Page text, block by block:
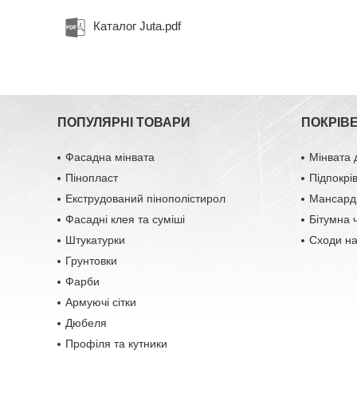
Каталог Juta.pdf
ПОПУЛЯРНІ ТОВАРИ
Фасадна мінвата
Пінопласт
Екструдований пінополістирол
Фасадні клея та суміші
Штукатурки
Грунтовки
Фарби
Армуючі сітки
Дюбеля
Профіля та кутники
Мінвата
Бітумна
Сходи